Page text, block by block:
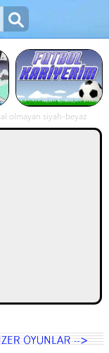
olmayan siyah-beyaz